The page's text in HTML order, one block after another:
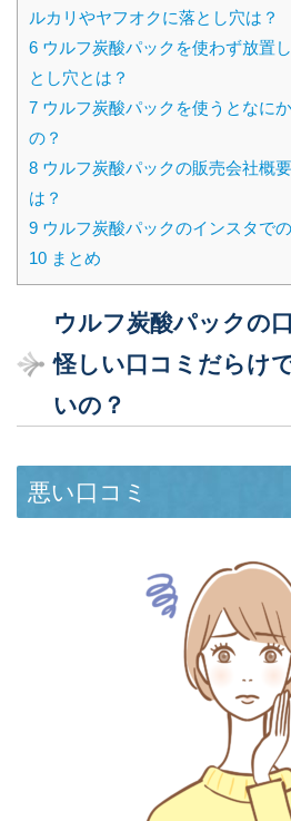
ルカリやヤフオクに落とし穴は？
6 ウルフ炭酸パックを使わず放置
とし穴とは？
7 ウルフ炭酸パックを使うとなに
の？
8 ウルフ炭酸パックの販売会社概
は？
9 ウルフ炭酸パックのインスタで
10 まとめ
ウルフ炭酸パックの
怪しい口コミだらけ
いの？
悪い口コミ